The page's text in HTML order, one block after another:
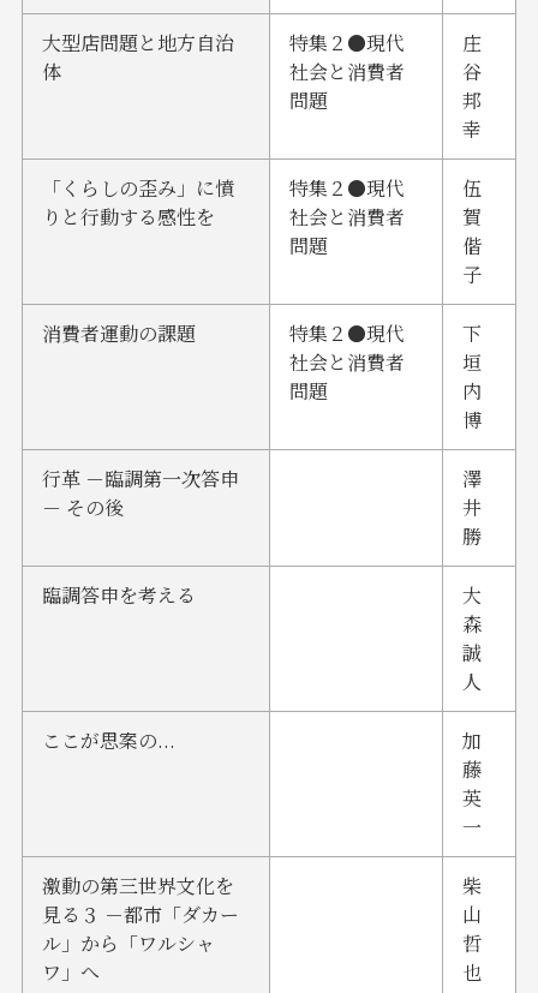
大型店問題と地方自治
体
特集２●現代
社会と消費者
問題
庄
谷
邦
幸
「くらしの歪み」に憤
りと行動する感性を
特集２●現代
社会と消費者
問題
伍
賀
偕
子
消費者運動の課題
特集２●現代
社会と消費者
問題
下
垣
内
博
行革 －臨調第一次答申
－ その後
澤
井
勝
臨調答申を考える
大
森
誠
人
ここが思案の...
加
藤
英
一
激動の第三世界文化を
見る３ －都市「ダカー
ル」から「ワルシャ
ワ」へ
柴
山
哲
也